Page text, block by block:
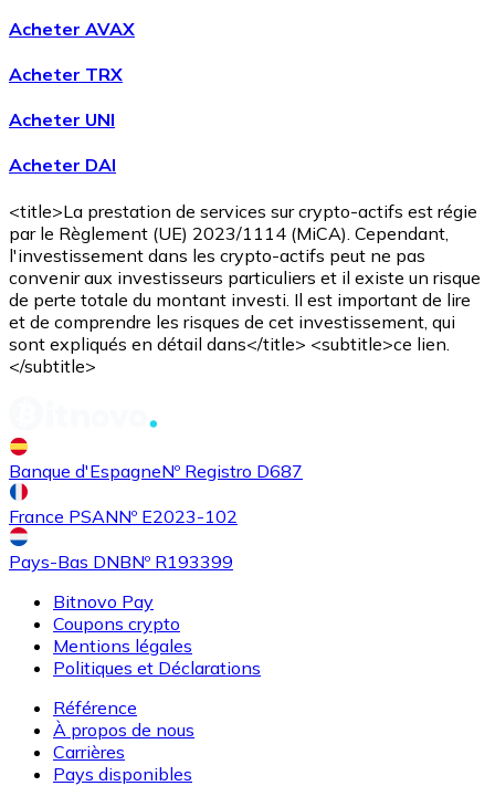
Acheter Shiba Inu
SHIB
AcheterUniswap avec virement bancaire
UNI
AcheterEthereum Classic
ETC
Acheter AVAX
Acheter TRX
Acheter UNI
Acheter DAI
<title>La prestation de services sur crypto-actifs est régie
par le Règlement (UE) 2023/1114 (MiCA). Cependant,
l'investissement dans les crypto-actifs peut ne pas
convenir aux investisseurs particuliers et il existe un risque
de perte totale du montant investi. Il est important de lire
et de comprendre les risques de cet investissement, qui
sont expliqués en détail dans</title> <subtitle>ce lien.
</subtitle>
Banque d'EspagneNº Registro D687
France PSANNº E2023-102
Pays-Bas DNBNº R193399
Bitnovo Pay
Coupons crypto
Mentions légales
Politiques et Déclarations
Référence
À propos de nous
Carrières
Pays disponibles